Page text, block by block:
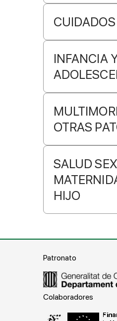
INFANCIA
OTRAS
SALUD
HIJO
Patronato
Colaboradores